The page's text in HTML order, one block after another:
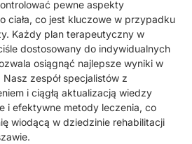
pewne aspekty
ciała, co jest kluczowe w przypadku
Każdy plan terapeutyczny w
dostosowany do indywidualnych
osiągnąć najlepsze wyniki w
zespół specjalistów z
i ciągłą aktualizacją wiedzy
i efektywne metody leczenia, co
wiodącą w dziedzinie rehabilitacji